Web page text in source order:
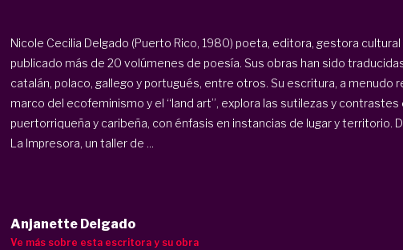
Nicole Cecilia Delgado (Puerto Rico, 1980) poeta, editora, gestora
publicado más de 20 volúmenes de poesía. Sus obras han sido
catalán, polaco, gallego y portugués, entre otros. Su escritura, a menudo
marco del ecofeminismo y el “land art”, explora las sutilezas y contrastes
puertorriqueña y caribeña, con énfasis en instancias de lugar y territorio.
La Impresora, un taller de ...
Anjanette Delgado
Ve más sobre esta escritora y su obra